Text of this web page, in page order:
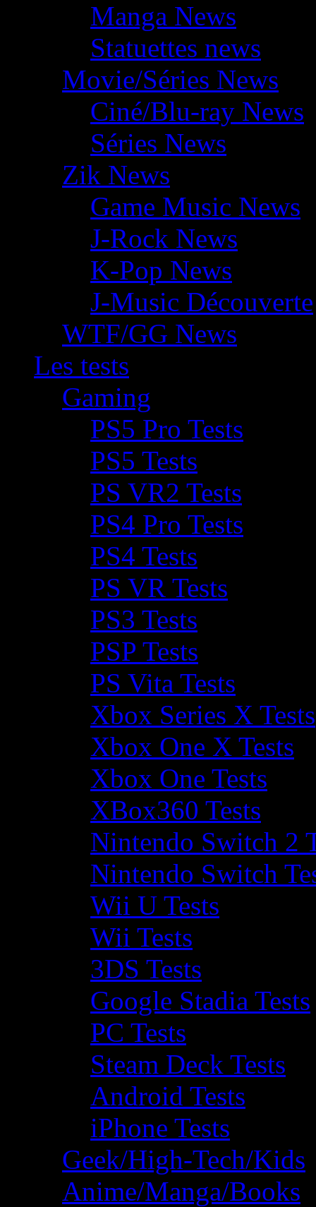
Manga News
Statuettes news
Movie/Séries News
Ciné/Blu-ray News
Séries News
Zik News
Game Music News
J-Rock News
K-Pop News
J-Music Découverte
WTF/GG News
Les tests
Gaming
PS5 Pro Tests
PS5 Tests
PS VR2 Tests
PS4 Pro Tests
PS4 Tests
PS VR Tests
PS3 Tests
PSP Tests
PS Vita Tests
Xbox Series X Tests
Xbox One X Tests
Xbox One Tests
XBox360 Tests
Nintendo Switch 2
Nintendo Switch
Wii U Tests
Wii Tests
3DS Tests
Google Stadia Tests
PC Tests
Steam Deck Tests
Android Tests
iPhone Tests
Geek/High-Tech/Kids
Anime/Manga/Books